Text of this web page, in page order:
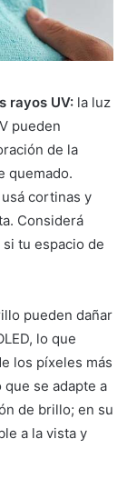
rayos UV: la luz
pueden
de la
quemado.
cortinas y
Considerá
tu espacio de
pueden dañar
lo que
los píxeles más
se adapte a
de brillo; en su
a la vista y